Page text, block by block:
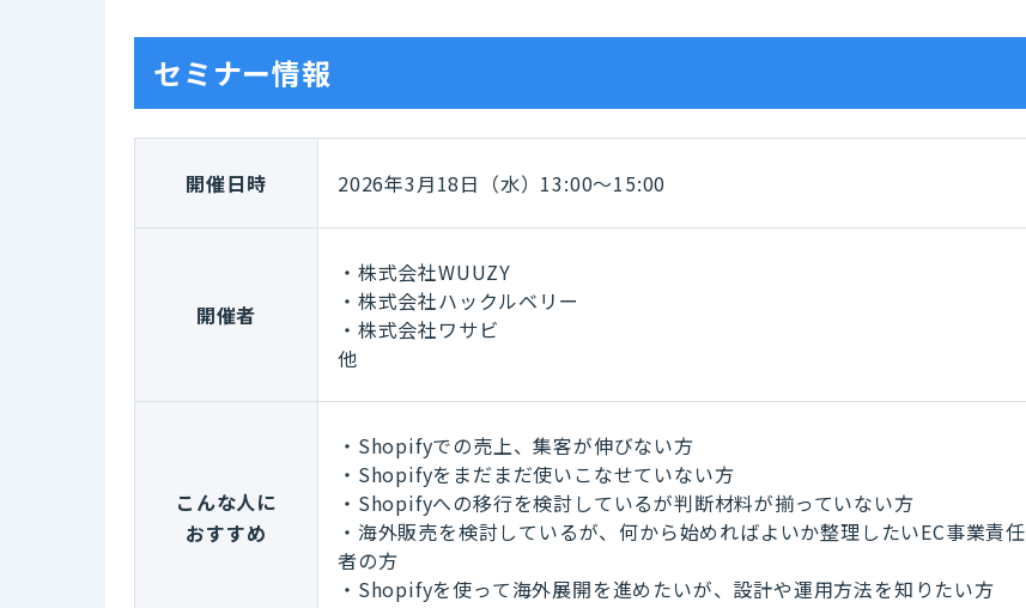
セミナー情報
開催日時 2026年3月18日（水）13:00～15:00
開催者
・株式会社WUUZY
・株式会社ハックルベリー
・株式会社ワサビ
他
こんな人に
おすすめ
・Shopifyでの売上、集客が伸びない方
・Shopifyをまだまだ使いこなせていない方
・Shopifyへの移行を検討しているが判断材料が揃っていない方
・海外販売を検討しているが、何から始めればよいか整理したいEC事業責任
者の方
・Shopifyを使って海外展開を進めたいが、設計や運用方法を知りたい方